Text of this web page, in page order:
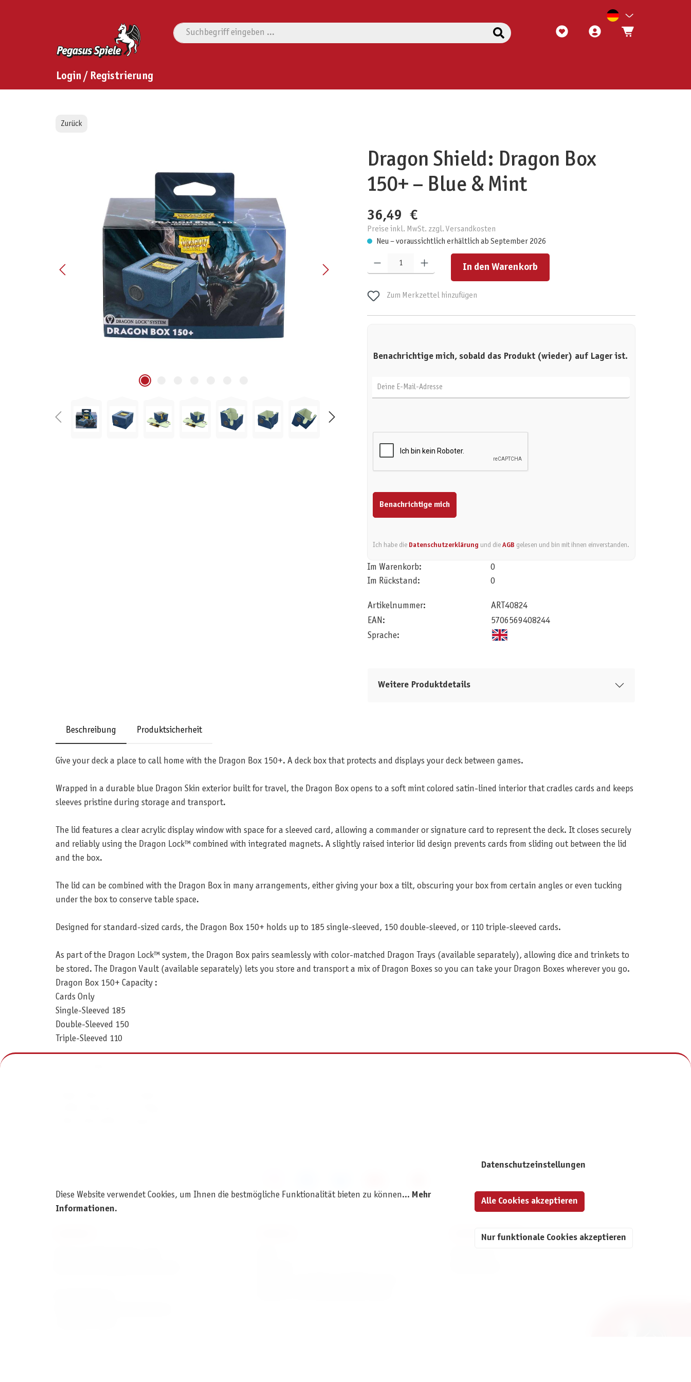
Login / Registrierung
Zurück
Dragon Shield: Dragon Box
150+ – Blue & Mint
36,49 €
Preise inkl. MwSt. zzgl. Versandkosten
Neu – voraussichtlich erhältlich ab September 2026
Produkt Anzahl: Gib den gewünschten Wert ein oder benutze die Schaltflächen um die Anzahl zu erhöhen oder zu reduzieren.
In den Warenkorb
Zum Merkzettel hinzufügen
Benachrichtige mich, sobald das Produkt (wieder) auf Lager ist.
Benachrichtige mich
Ich habe die Datenschutzerklärung und dieAGB gelesen und bin mit ihnen einverstanden.
Im Warenkorb:
0
Im Rückstand:
0
Artikelnummer:
ART40824
EAN:
5706569408244
Sprache:
Weitere Produktdetails
Beschreibung Produktsicherheit
Give your deck a place to call home with the Dragon Box 150+. A deck box that protects and displays your deck between games.
Wrapped in a durable blue Dragon Skin exterior built for travel, the Dragon Box opens to a soft mint colored satin-lined interior that cradles cards and keeps
sleeves pristine during storage and transport.
The lid features a clear acrylic display window with space for a sleeved card, allowing a commander or signature card to represent the deck. It closes securely
and reliably using the Dragon Lock™ combined with integrated magnets. A slightly raised interior lid design prevents cards from sliding out between the lid
and the box.
The lid can be combined with the Dragon Box in many arrangements, either giving your box a tilt, obscuring your box from certain angles or even tucking
under the box to conserve table space.
Designed for standard-sized cards, the Dragon Box 150+ holds up to 185 single-sleeved, 150 double-sleeved, or 110 triple-sleeved cards.
As part of the Dragon Lock™ system, the Dragon Box pairs seamlessly with color-matched Dragon Trays (available separately), allowing dice and trinkets to
be stored. The Dragon Vault (available separately) lets you store and transport a mix of Dragon Boxes so you can take your Dragon Boxes wherever you go.
Dragon Box 150+ Capacity :
Cards Only
Single-Sleeved 185
Double-Sleeved 150
Triple-Sleeved 110
INFORMATIONEN
Diese Website verwendet Cookies, um Ihnen die bestmögliche Funktionalität bieten zu können... Mehr
Informationen.
Datenschutzeinstellungen
Nur funktionale Cookies akzeptieren
Alle Cookies akzeptieren